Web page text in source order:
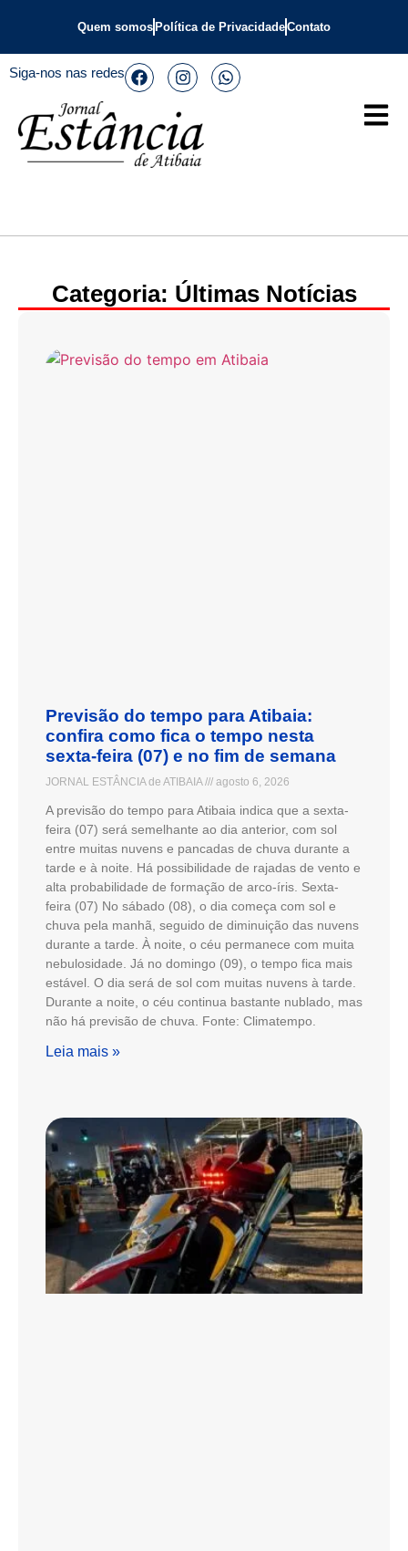
Quem somos Política de PrivacidadeContato
Siga-nos nas redes
Categoria: Últimas Notícias
Previsão do tempo para Atibaia:
confira como fica o tempo nesta
sexta-feira (07) e no fim de semana
JORNAL ESTÂNCIA de ATIBAIA agosto 6, 2026
A previsão do tempo para Atibaia indica que a sexta-
feira (07) será semelhante ao dia anterior, com sol
entre muitas nuvens e pancadas de chuva durante a
tarde e à noite. Há possibilidade de rajadas de vento e
alta probabilidade de formação de arco-íris. Sexta-
feira (07) No sábado (08), o dia começa com sol e
chuva pela manhã, seguido de diminuição das nuvens
durante a tarde. À noite, o céu permanece com muita
nebulosidade. Já no domingo (09), o tempo fica mais
estável. O dia será de sol com muitas nuvens à tarde.
Durante a noite, o céu continua bastante nublado, mas
não há previsão de chuva. Fonte: Climatempo.
Leia mais »